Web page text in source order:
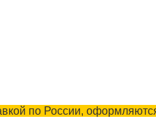
по России,